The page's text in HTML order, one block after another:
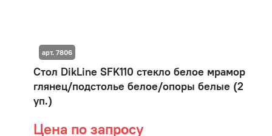
Стол DikLine SFK110 стекло белое мрамор
глянец/подстолье белое/опоры белые (2
уп.)
Цена по запросу
арт. 7806